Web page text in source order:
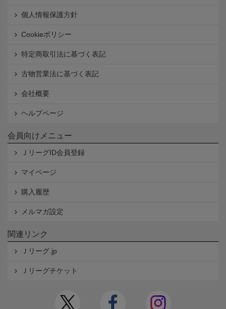
個人情報保護方針
Cookieポリシー
特定商取引法に基づく表記
古物営業法に基づく表記
会社概要
ヘルプページ
会員向けメニュー
ＪリーグID会員登録
マイページ
購入履歴
メルマガ設定
関連リンク
Ｊリーグ.jp
Ｊリーグチケット